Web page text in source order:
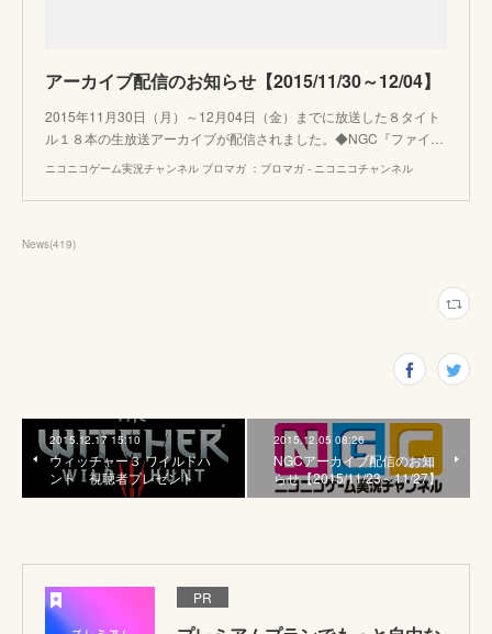
アーカイブ配信のお知らせ【2015/11/30～12/04】
2015年11月30日（月）～12月04日（金）までに放送した８タイト
ル１８本の生放送アーカイブが配信されました。◆NGC『ファイ…
ニコニコゲーム実況チャンネル ブロマガ ：ブロマガ - ニコニコチャンネル
News(419)
2015.12.17 15:10
ウィッチャー３ ワイルドハ
ント 視聴者プレゼント
2015.12.05 08:26
NGCアーカイブ配信のお知
らせ【2015/11/23～11/27】
PR